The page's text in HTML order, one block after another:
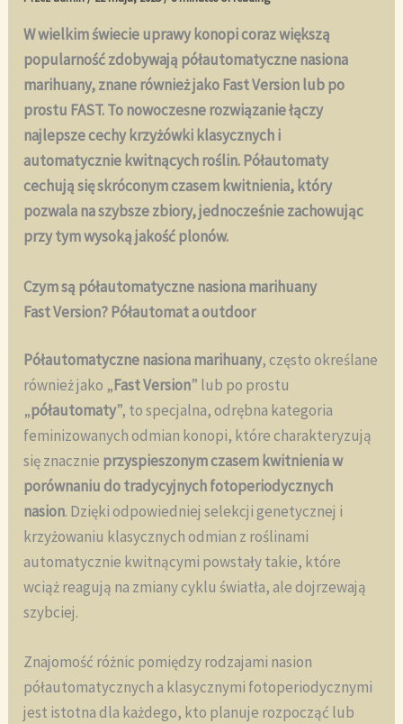
W wielkim świecie uprawy konopi coraz większą
popularność zdobywają półautomatyczne nasiona
marihuany, znane również jako Fast Version lub po
prostu FAST. To nowoczesne rozwiązanie łączy
najlepsze cechy krzyżówki klasycznych i
automatycznie kwitnących roślin. Półautomaty
cechują się skróconym czasem kwitnienia, który
pozwala na szybsze zbiory, jednocześnie zachowując
przy tym wysoką jakość plonów.
Czym są półautomatyczne nasiona marihuany
Fast Version? Półautomat a outdoor
Półautomatyczne nasiona marihuany, często określane
również jako „Fast Version” lub po prostu
„półautomaty”, to specjalna, odrębna kategoria
feminizowanych odmian konopi, które charakteryzują
się znacznie przyspieszonym czasem kwitnienia w
porównaniu do tradycyjnych fotoperiodycznych
nasion. Dzięki odpowiedniej selekcji genetycznej i
krzyżowaniu klasycznych odmian z roślinami
automatycznie kwitnącymi powstały takie, które
wciąż reagują na zmiany cyklu światła, ale dojrzewają
szybciej.
Znajomość różnic pomiędzy rodzajami nasion
półautomatycznych a klasycznymi fotoperiodycznymi
jest istotna dla każdego, kto planuje rozpocząć lub